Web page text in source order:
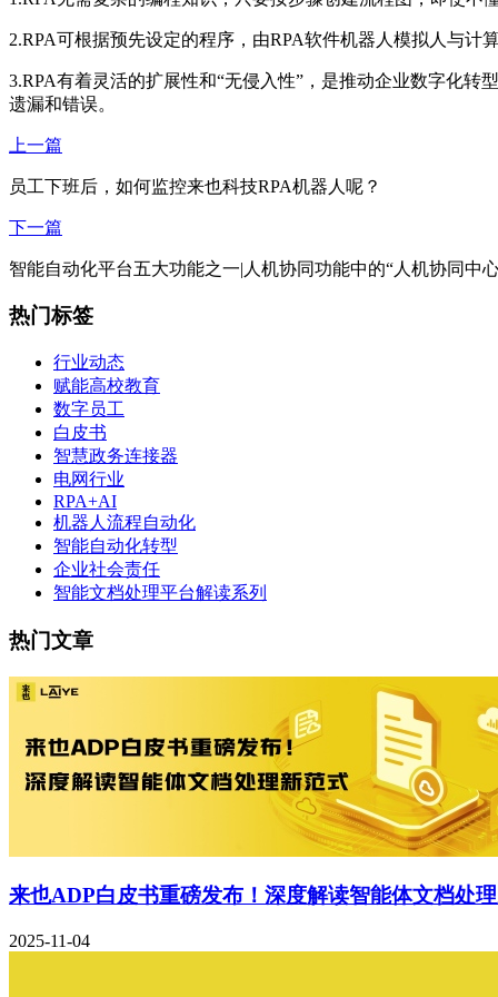
2.RPA可根据预先设定的程序，由RPA软件机器人模拟人与
3.RPA有着灵活的扩展性和“无侵入性”，是推动企业数字化
遗漏和错误。
上一篇
员工下班后，如何监控来也科技RPA机器人呢？
下一篇
智能自动化平台五大功能之一|人机协同功能中的“人机协同中
热门标签
行业动态
赋能高校教育
数字员工
白皮书
智慧政务连接器
电网行业
RPA+AI
机器人流程自动化
智能自动化转型
企业社会责任
智能文档处理平台解读系列
热门文章
来也ADP白皮书重磅发布！深度解读智能体文档处
2025-11-04